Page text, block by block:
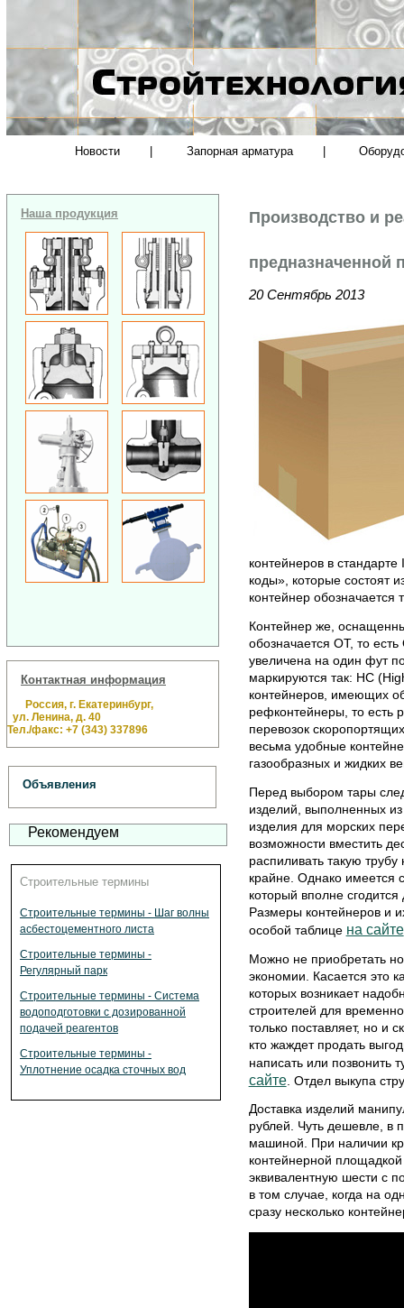
Новости Запорная арматура
Наша продукция
Контактная информация
Россия, г. Екатеринбург,
ул. Ленина, д. 40
Тел./факс: +7 (343) 337896
Объявления
Рекомендуем
Строительные термины
Строительные термины - Шаг волны
асбестоцементного листа
Строительные термины -
Регулярный парк
Строительные термины - Система
водоподготовки с дозированной
подачей реагентов
Строительные термины -
Уплотнение осадка сточных вод
Производство и
предназначенной
20 Сентябрь 2013
контейнеров в
коды», которые состоят
контейнер обозначается
Контейнер же,
обозначается OT, то
увеличена на один фут
маркируются так: HC
контейнеров, имеющих
рефконтейнеры, то есть
перевозок
весьма удобные
газообразных и жидких
Перед выбором тары
изделий, выполненных
изделия для морских
возможности вместить
распиливать такую
крайне. Однако имеется
который вполне
Размеры контейнеров и
особой таблице на сайте
Можно не приобретать
экономии. Касается это
которых возникает
строителей для
только поставляет, но и
кто жаждет продать
написать или позвонить
сайте. Отдел выкупа
Доставка изделий
рублей. Чуть дешевле, в
машиной. При наличии
контейнерной
эквивалентную шести с
в том случае, когда на
сразу несколько